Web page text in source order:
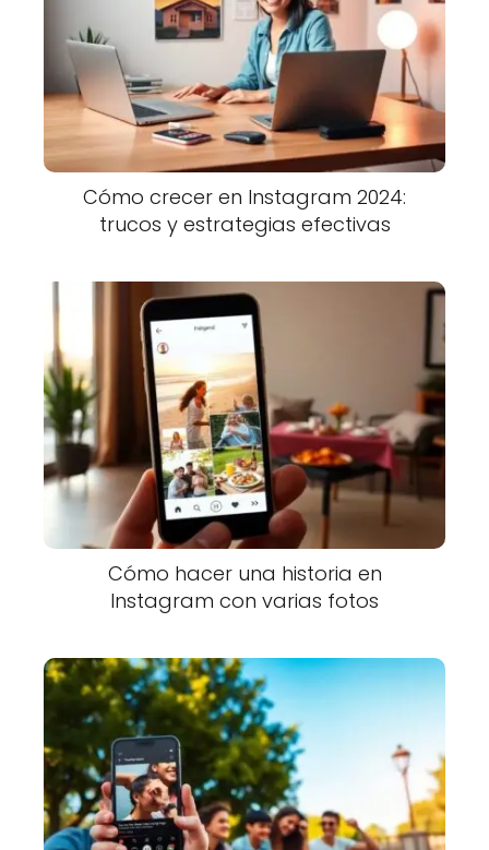
Cómo crecer en Instagram 2024:
trucos y estrategias efectivas
Cómo hacer una historia en
Instagram con varias fotos